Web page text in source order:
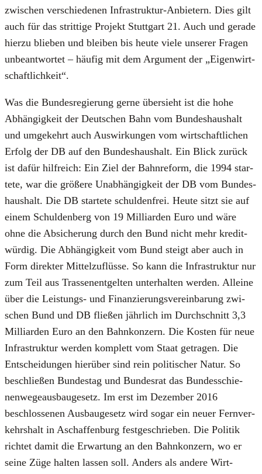
zwi­schen ver­schie­de­nen Infra­struk­tur-Anbie­tern. Dies gilt
auch für das strit­ti­ge Pro­jekt Stutt­gart 21. Auch und gera­de
hier­zu blie­ben und blei­ben bis heu­te vie­le unse­rer Fra­gen
unbe­ant­wor­tet – häu­fig mit dem Argu­ment der „Eigen­wirt­
schaft­lich­keit“.
Was die Bun­des­re­gie­rung ger­ne über­sieht ist die hohe
Abhän­gig­keit der Deut­schen Bahn vom Bun­des­haus­halt
und umge­kehrt auch Aus­wir­kun­gen vom wirt­schaft­li­chen
Erfolg der DB auf den Bun­des­haus­halt. Ein Blick zurück
ist dafür hilf­reich: Ein Ziel der Bahn­re­form, die 1994 star­
te­te, war die grö­ße­re Unab­hän­gig­keit der DB vom Bun­des­
haus­halt. Die DB star­te­te schul­den­frei. Heu­te sitzt sie auf
einem Schul­den­berg von 19 Mil­li­ar­den Euro und wäre
ohne die Absi­che­rung durch den Bund nicht mehr kre­dit­
wür­dig. Die Abhän­gig­keit vom Bund steigt aber auch in
Form direk­ter Mit­tel­zu­flüs­se. So kann die Infra­struk­tur nur
zum Teil aus Tras­sen­ent­gel­ten unter­hal­ten wer­den. Allei­ne
über die Leis­tungs- und Finan­zie­rungs­ver­ein­ba­rung zwi­
schen Bund und DB flie­ßen jähr­lich im Durch­schnitt 3,3
Mil­li­ar­den Euro an den Bahn­kon­zern. Die Kos­ten für neue
Infra­struk­tur wer­den kom­plett vom Staat getra­gen. Die
Ent­schei­dun­gen hier­über sind rein poli­ti­scher Natur. So
beschlie­ßen Bun­des­tag und Bun­des­rat das Bun­des­schie­
nen­we­ge­aus­bau­ge­setz. Im erst im Dezem­ber 2016
beschlos­se­nen Aus­bau­ge­setz wird sogar ein neu­er Fern­ver­
kehrs­halt in Aschaf­fen­burg fest­ge­schrie­ben. Die Poli­tik
rich­tet damit die Erwar­tung an den Bahn­kon­zern, wo er
sei­ne Züge hal­ten las­sen soll. Anders als ande­re Wirt­